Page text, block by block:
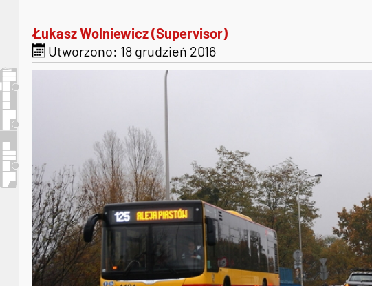
Łukasz Wolniewicz (Supervisor)
Utworzono: 18 grudzień 2016